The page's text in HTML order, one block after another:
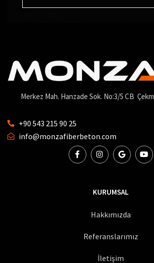
Merkez Mah. Hanzade Sok. No:3/5 CB
+90 543 215 90 25
info@monzafiberbeton.com
KURUMSAL
Hakkımızda
Referanslarımız
İletişim